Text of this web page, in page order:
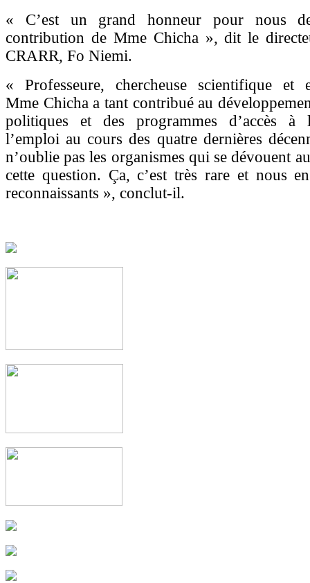
« C’est un grand honneur pour nous
contribution de Mme Chicha », dit le
CRARR, Fo Niemi.
« Professeure, chercheuse scientifique et
Mme Chicha a tant contribué au
politiques et des programmes d’accès à
l’emploi au cours des quatre dernières
n’oublie pas les organismes qui se dévouent
cette question. Ça, c’est très rare et nous
reconnaissants », conclut-il.